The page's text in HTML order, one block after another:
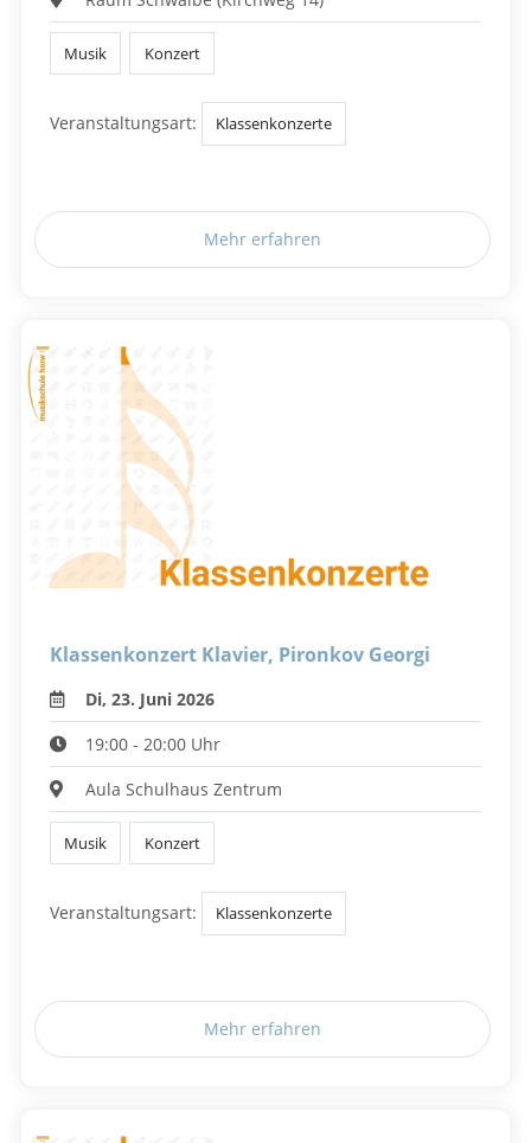
Musik Konzert
Veranstaltungsart: Klassenkonzerte
Mehr erfahren
Klassenkonzert Klavier, Pironkov Georgi
Di, 23. Juni 2026
19:00 - 20:00 Uhr
Aula Schulhaus Zentrum
Musik Konzert
Veranstaltungsart: Klassenkonzerte
Mehr erfahren